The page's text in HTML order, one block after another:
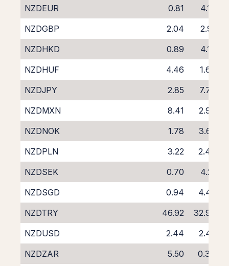
NZDEUR 0.81
4.13
NZDGBP
2.04
2.91
NZDHKD
0.89
4.17
NZDHUF
4.46
1.68
NZDJPY
2.85
7.79
NZDMXN
8.41
2.93
NZDNOK
1.78
3.62
NZDPLN
3.22
2.48
NZDSEK
0.70
4.21
NZDSGD
0.94
4.45
NZDTRY
46.92
32.93
NZDUSD
2.44
2.42
NZDZAR
5.50
0.34